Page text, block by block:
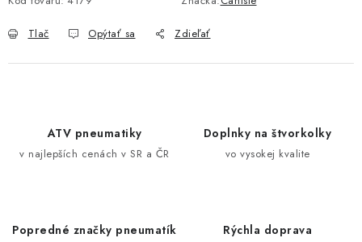
CAN AM RENEGADE 570/650/800/1000
CF MOTO 800/850 GLADIATOR X8
Tlač Opýtať sa Zdieľať
ATV pneumatiky
v najlepších cenách v SR a ČR
Doplnky na štvorkolky
vo vysokej kvalite
Popredné značky pneumatík Rýchla doprava